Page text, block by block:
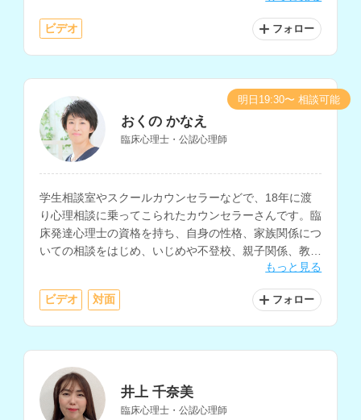
ビデオ フォロー
おくの かなえ
臨床心理士・公認心理師
学生相談室やスクールカウンセラーなどで、18年に渡
り心理相談に乗ってこられたカウンセラーさんです。臨
床発達心理士の資格を持ち、自身の性格、家族関係につ
いての相談をはじめ、いじめや不登校、親子関係、教職
員のメンタルヘルスに関する相談にも乗っていただけま
もっと見る
ビデオ 対面 フォロー
明日19:30〜 相談可能
井上 千奈美
臨床心理士・公認心理師